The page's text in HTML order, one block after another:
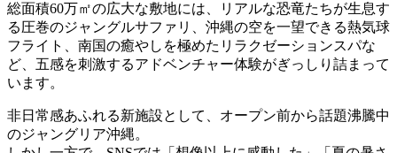
総面積60万㎡の広大な敷地には、リアルな恐竜たちが生息す
る圧巻のジャングルサファリ、沖縄の空を一望できる熱気球
フライト、南国の癒やしを極めたリラクゼーションスパな
ど、五感を刺激するアドベンチャー体験がぎっしり詰まって
います。
非日常感あふれる新施設として、オープン前から話題沸騰中
のジャングリア沖縄。